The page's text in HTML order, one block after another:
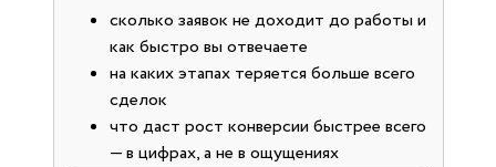
сколько заявок не доходит до работы и
как быстро вы отвечаете
на каких этапах теряется больше всего
сделок
что даст рост конверсии быстрее всего
— в цифрах, а не в ощущениях